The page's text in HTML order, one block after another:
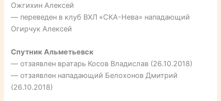
Ожгихин Алексей
— переведен в клуб ВХЛ «СКА-Нева» нападающий
Огирчук Алексей
Спутник Альметьевск
— отзаявлен вратарь Косов Владислав (26.10.2018)
— отзаявлен нападающий Белохонов Дмитрий
(26.10.2018)